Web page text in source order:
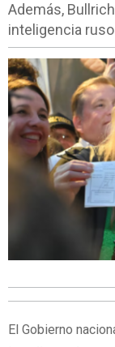
Además,
inteligencia
El Gobierno